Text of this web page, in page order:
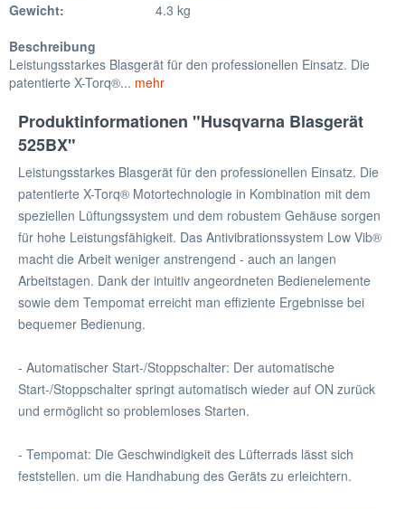
Gewicht:
4.3 kg
Beschreibung
Leistungsstarkes Blasgerät für den professionellen Einsatz. Die
patentierte X-Torq®... mehr
Produktinformationen "Husqvarna Blasgerät
525BX"
Leistungsstarkes Blasgerät für den professionellen Einsatz. Die
patentierte X-Torq® Motortechnologie in Kombination mit dem
speziellen Lüftungssystem und dem robustem Gehäuse sorgen
für hohe Leistungsfähigkeit. Das Antivibrationssystem Low Vib®
macht die Arbeit weniger anstrengend - auch an langen
Arbeitstagen. Dank der intuitiv angeordneten Bedienelemente
sowie dem Tempomat erreicht man effiziente Ergebnisse bei
bequemer Bedienung.
- Automatischer Start-/Stoppschalter: Der automatische
Start-/Stoppschalter springt automatisch wieder auf ON zurück
und ermöglicht so problemloses Starten.
- Tempomat: Die Geschwindigkeit des Lüfterrads lässt sich
feststellen. um die Handhabung des Geräts zu erleichtern.